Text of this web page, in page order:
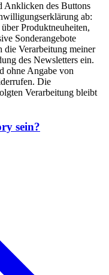
Anklicken des Buttons
ab:
Produktneuheiten,
Sonderangebote
Verarbeitung meiner
des Newsletters ein.
ohne Angabe von
Die
Verarbeitung bleibt
sein?